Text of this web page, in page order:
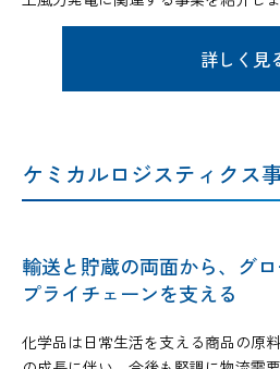
詳しく見
ケミカルロジスティクス
輸送と貯蔵の両面から、グ
プライチェーンを支える
化学品は日常生活を支える商品の原